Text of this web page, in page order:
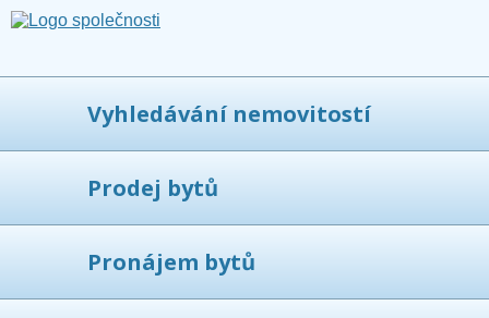
Vyhledávání nemovitostí
Prodej bytů
Pronájem bytů